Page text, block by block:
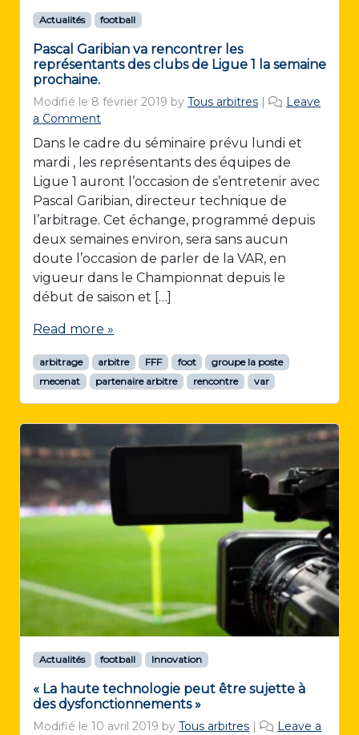
Actualités football
Pascal Garibian va rencontrer les
représentants des clubs de Ligue 1 la semaine
prochaine.
Modifié le 8 février 2019 by Tous arbitres |
Leave
a Comment
Dans le cadre du séminaire prévu lundi et
mardi , les représentants des équipes de
Ligue 1 auront l’occasion de s’entretenir avec
Pascal Garibian, directeur technique de
l’arbitrage. Cet échange, programmé depuis
deux semaines environ, sera sans aucun
doute l’occasion de parler de la VAR, en
vigueur dans le Championnat depuis le
début de saison et […]
Read more »
arbitrage arbitre FFF foot
groupe la poste
mecenat
partenaire arbitre rencontre var
Actualités football Innovation
« La haute technologie peut être sujette à
des dysfonctionnements »
Modifié le 10 avril 2019 by Tous arbitres |
Leave a